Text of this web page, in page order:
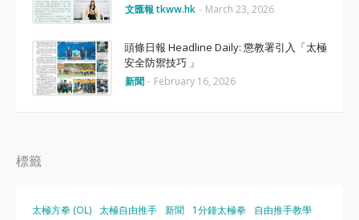
文匯報 tkww.hk - March 23, 2026
頭條日報 Headline Daily: 懲教署引入「太極
安全防禦技巧 」
新聞 - February 16, 2026
標籤
太極方拳 (OL) 太極自由推手 新聞 1分鐘太極拳
自由推手教學